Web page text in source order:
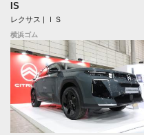
IS
レクサス | ＩＳ
横浜ゴム